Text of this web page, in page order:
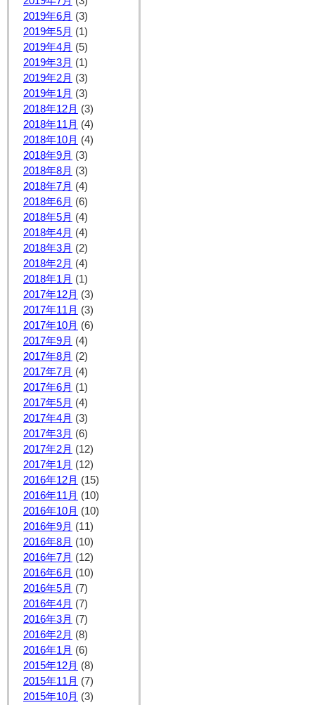
2019年6月 (3)
2019年5月 (1)
2019年4月 (5)
2019年3月 (1)
2019年2月 (3)
2019年1月 (3)
2018年12月 (3)
2018年11月 (4)
2018年10月 (4)
2018年9月 (3)
2018年8月 (3)
2018年7月 (4)
2018年6月 (6)
2018年5月 (4)
2018年4月 (4)
2018年3月 (2)
2018年2月 (4)
2018年1月 (1)
2017年12月 (3)
2017年11月 (3)
2017年10月 (6)
2017年9月 (4)
2017年8月 (2)
2017年7月 (4)
2017年6月 (1)
2017年5月 (4)
2017年4月 (3)
2017年3月 (6)
2017年2月 (12)
2017年1月 (12)
2016年12月 (15)
2016年11月 (10)
2016年10月 (10)
2016年9月 (11)
2016年8月 (10)
2016年7月 (12)
2016年6月 (10)
2016年5月 (7)
2016年4月 (7)
2016年3月 (7)
2016年2月 (8)
2016年1月 (6)
2015年12月 (8)
2015年11月 (7)
2015年10月 (3)